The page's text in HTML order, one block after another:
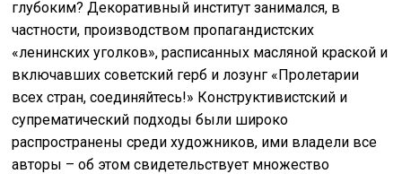
глубоким? Декоративный институт занимался, в
частности, производством пропагандистских
«ленинских уголков», расписанных масляной краской и
включавших советский герб и лозунг «Пролетарии
всех стран, соединяйтесь!» Конструктивистский и
супрематический подходы были широко
распространены среди художников, ими владели все
авторы – об этом свидетельствует множество